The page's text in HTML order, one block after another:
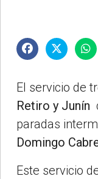
El servicio de
Retiro y Junín
paradas
Domingo
Este servicio